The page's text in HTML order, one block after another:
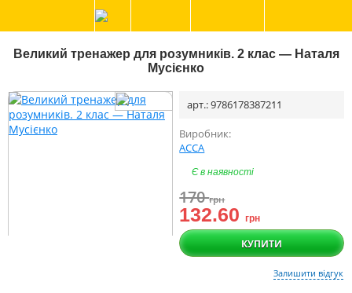
Великий тренажер для розумників. 2 клас — Наталя
Мусієнко
арт.: 9786178387211
Виробник:
АССА
Є в наявності
170грн
132.60грн
КУПИТИ
Залишити відгук